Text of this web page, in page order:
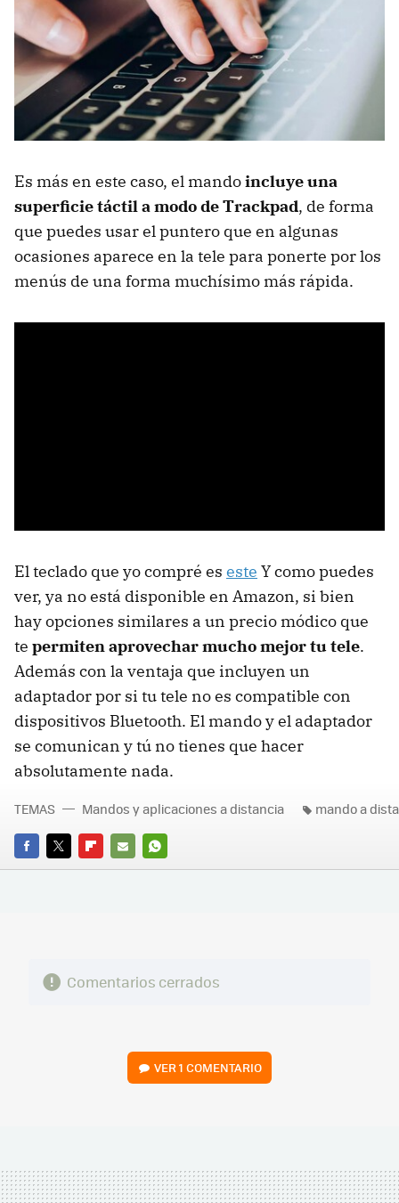
Es más en este caso, el mandoincluye una
superficie táctil a modo de Trackpad, de forma
que puedes usar el puntero que en algunas
ocasiones aparece en la tele para ponerte por los
menús de una forma muchísimo más rápida.
El teclado que yo compré es este Y como puedes
ver, ya no está disponible en Amazon, si bien
hay opciones similares a un precio módico que
te permiten aprovechar mucho mejor tu tele.
Además con la ventaja que incluyen un
adaptador por si tu tele no es compatible con
dispositivos Bluetooth. El mando y el adaptador
se comunican y tú no tienes que hacer
absolutamente nada.
FACEBOOK
TWITTERFLIPBOARD
E-
WHATSAPP
TEMAS Mandos y aplicaciones a distancia mando a
Comentarios cerrados
VER1 COMENTARIO